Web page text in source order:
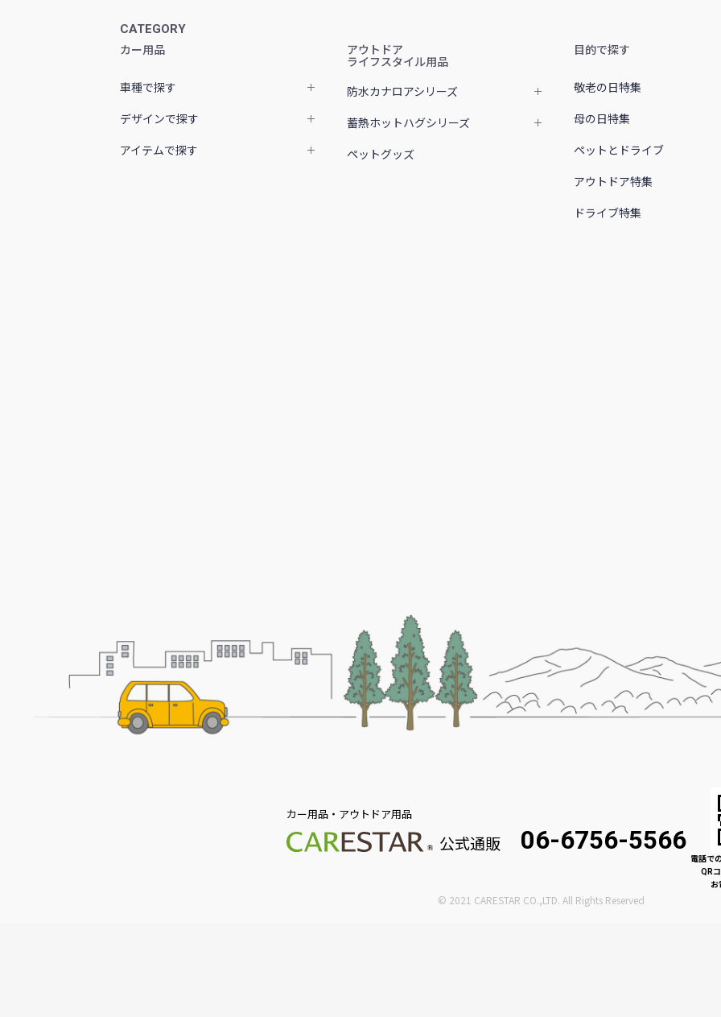
CATEGORY
カー用品
車種で探す
デザインで探す
アイテムで探す
アウトドア
ライフスタイル用品
防水カナロアシリーズ
蓄熱ホットハグシリーズ
ペットグッズ
目的で探す
敬老の日特集
母の日特集
ペットとドライブ
アウトドア特集
ドライブ特集
カー用品・アウトドア用品
公式通販 06-6756-5566
電話で
QR
お
© 2021 CARESTAR CO.,LTD. All Rights Reserved